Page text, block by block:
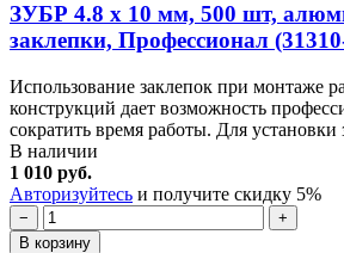
ЗУБР 4.8 x 10 мм, 500 шт,
заклепки, Профессионал
Использование заклепок при монтаже
конструкций дает возможность
сократить время работы. Для установки
В наличии
1 010 руб.
Авторизуйтесь и получите скидку 5%
−
+
В корзину